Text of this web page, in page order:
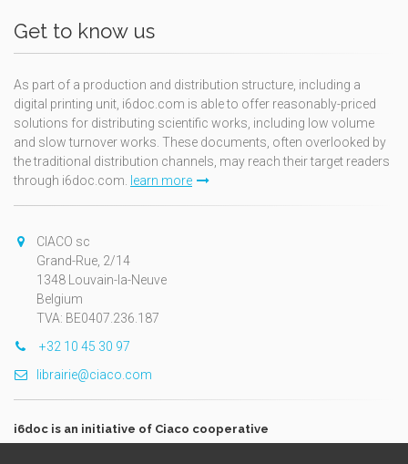
Get to know us
As part of a production and distribution structure, including a
digital printing unit, i6doc.com is able to offer reasonably-priced
solutions for distributing scientific works, including low volume
and slow turnover works. These documents, often overlooked by
the traditional distribution channels, may reach their target readers
through i6doc.com. learn more
CIACO sc
Grand-Rue, 2/14
1348 Louvain-la-Neuve
Belgium
TVA: BE0407.236.187
+32 10 45 30 97
librairie@ciaco.com
i6doc is an initiative of Ciaco cooperative